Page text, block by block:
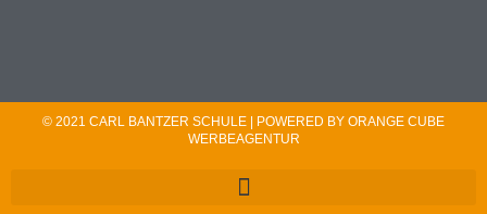
© 2021 CARL BANTZER SCHULE | POWERED BY ORANGE CUBE
WERBEAGENTUR